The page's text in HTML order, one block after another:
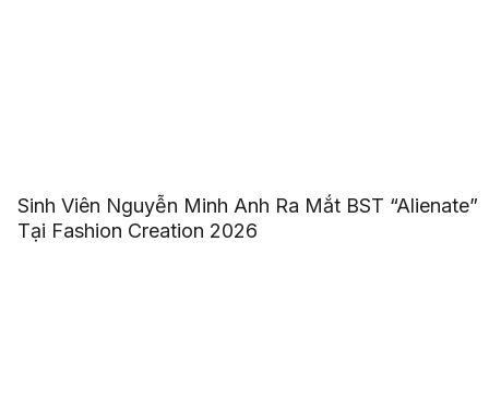
Sinh Viên Nguyễn Minh Anh Ra Mắt BST “Alienate”
Tại Fashion Creation 2026